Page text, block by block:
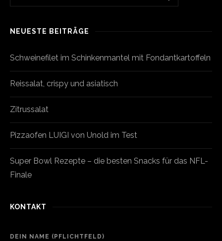
NEUESTE BEITRÄGE
Schweinefilet im Schinkenmantel mit Fondantkartoffeln
Reissalat, crispy und asiatisch
Zitrussalat
Pizzaofen LUIGI von Unold im Test
Super Bowl Rezepte – die besten Snacks für das NFL-
Finale
KONTAKT
DEIN NAME (PFLICHTFELD)